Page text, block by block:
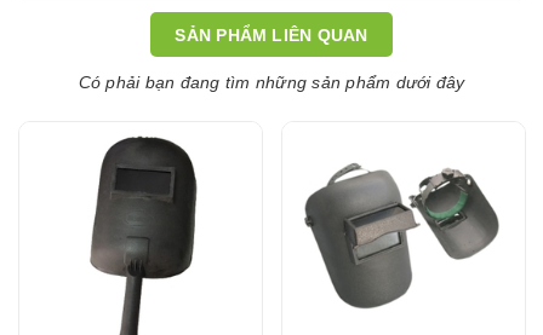
SẢN PHẨM LIÊN QUAN
Có phải bạn đang tìm những sản phẩm dưới đây